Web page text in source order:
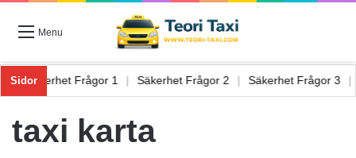
Menu
Sidor
6 | Säkerhet Frågor 1 | Säkerhet Frågor 2 | Säkerhet Frågor 3
taxi karta